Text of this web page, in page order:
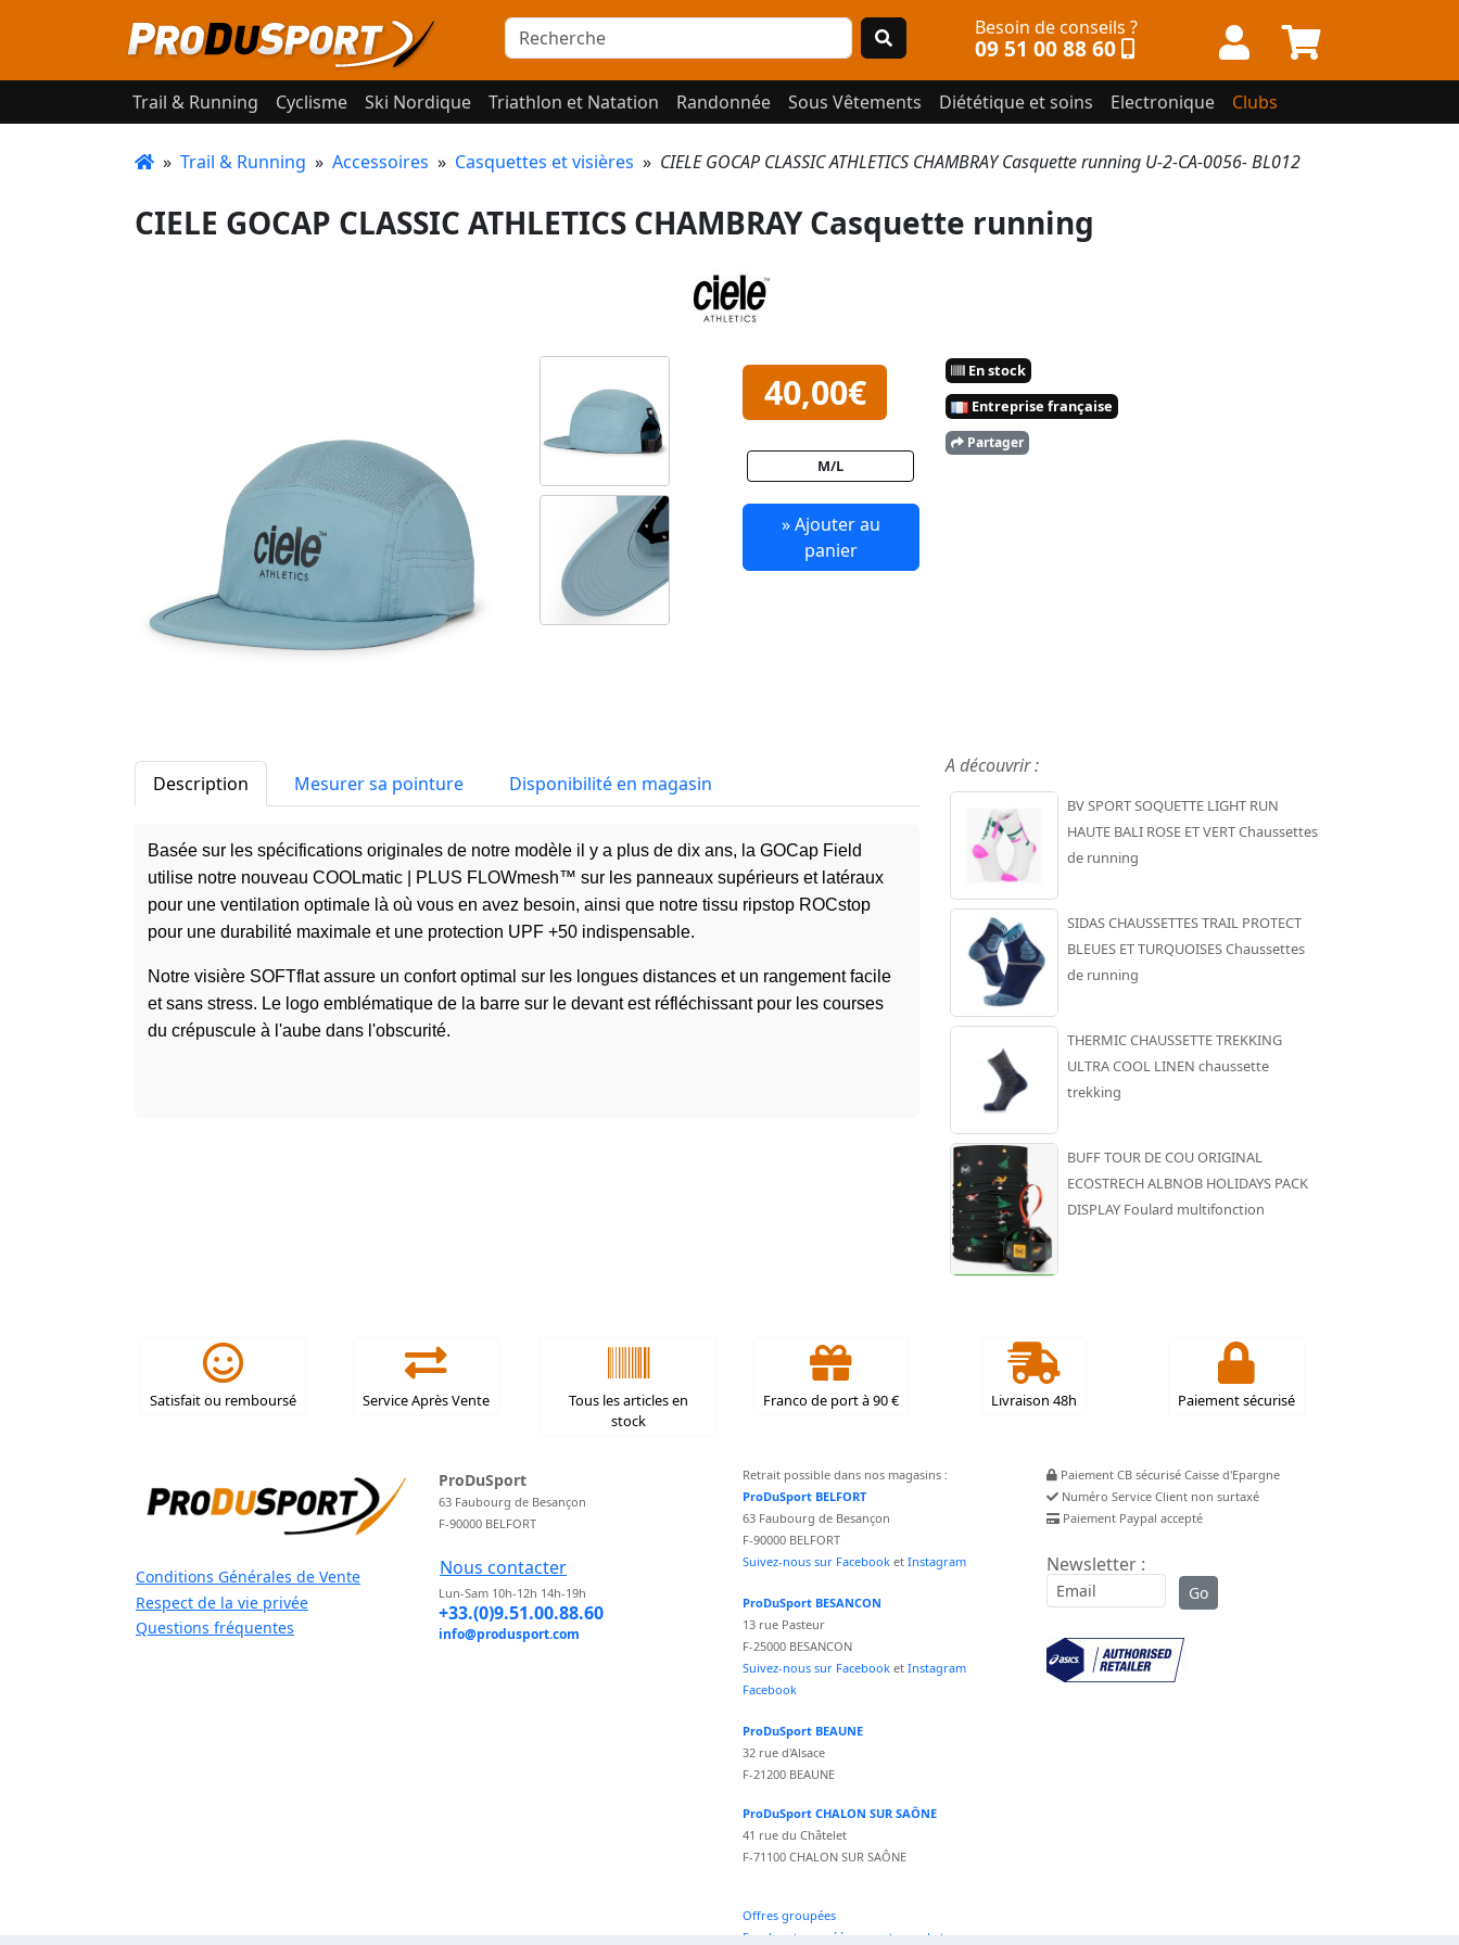
Besoin de conseils ?
09 51 00 88 60
Trail & Running Cyclisme Ski Nordique Triathlon et Natation Randonnée Sous Vêtements Diététique et soins Electronique Clubs
» Trail & Running » Accessoires » Casquettes et visières » CIELE GOCAP CLASSIC ATHLETICS CHAMBRAY Casquette running U-2-CA-0056- BL012
CIELE GOCAP CLASSIC ATHLETICS CHAMBRAY Casquette running
40,00€
M/L
» Ajouter au
panier
En stock
Entreprise française
Partager
Description Mesurer sa pointure Disponibilité en magasin
Basée sur les spécifications originales de notre modèle il y a plus de dix ans, la GOCap Field
utilise notre nouveau COOLmatic | PLUS FLOWmesh™ sur les panneaux supérieurs et latéraux
pour une ventilation optimale là où vous en avez besoin, ainsi que notre tissu ripstop ROCstop
pour une durabilité maximale et une protection UPF +50 indispensable.
Notre visière SOFTflat assure un confort optimal sur les longues distances et un rangement facile
et sans stress. Le logo emblématique de la barre sur le devant est réfléchissant pour les courses
du crépuscule à l'aube dans l'obscurité.
A découvrir :
BV SPORT SOQUETTE LIGHT RUN
HAUTE BALI ROSE ET VERT Chaussettes
de running
SIDAS CHAUSSETTES TRAIL PROTECT
BLEUES ET TURQUOISES Chaussettes
de running
THERMIC CHAUSSETTE TREKKING
ULTRA COOL LINEN chaussette
trekking
BUFF TOUR DE COU ORIGINAL
ECOSTRECH ALBNOB HOLIDAYS PACK
DISPLAY Foulard multifonction
Satisfait ou remboursé Service Après Vente
Tous les articles en
stock
Franco de port à 90 € Livraison 48h Paiement sécurisé
Conditions Générales de Vente
Respect de la vie privée
Questions fréquentes
ProDuSport
63 Faubourg de Besançon
F-90000 BELFORT
Nous contacter
Lun-Sam 10h-12h 14h-19h
+33.(0)9.51.00.88.60
info@produsport.com
Retrait possible dans nos magasins :
ProDuSport BELFORT
63 Faubourg de Besançon
F-90000 BELFORT
Suivez-nous sur Facebook et Instagram
ProDuSport BESANCON
13 rue Pasteur
F-25000 BESANCON
Suivez-nous sur Facebook et Instagram
Facebook
ProDuSport BEAUNE
32 rue d'Alsace
F-21200 BEAUNE
ProDuSport CHALON SUR SAÔNE
41 rue du Châtelet
F-71100 CHALON SUR SAÔNE
Offres groupées
Fond vecteur créé par vectorpocket -
Paiement CB sécurisé Caisse d'Epargne
Numéro Service Client non surtaxé
Paiement Paypal accepté
Newsletter :